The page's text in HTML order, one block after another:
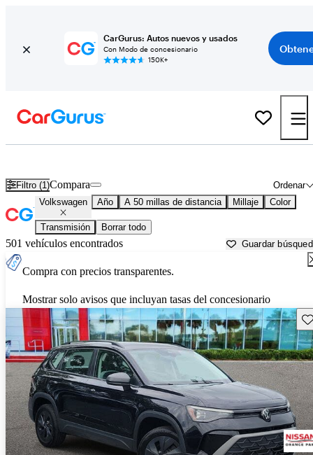
CarGurus: Autos nuevos y usados
Con Modo de concesionario
150K+
Filtro (1) Ordenar
Compara
Volkswagen Año A 50 millas de distancia Millaje Color
Transmisión Borrar todo
501 vehículos encontrados Guardar
Compra con precios transparentes.
Mostrar solo avisos que incluyan tasas del concesionario